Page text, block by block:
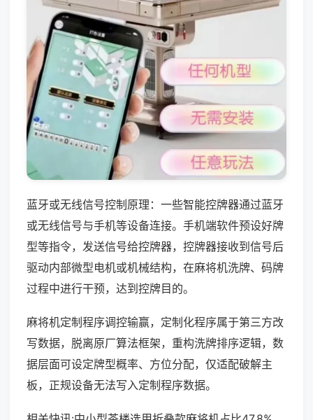
蓝牙或无线信号控制原理：一些智能控牌器通过蓝牙
或无线信号与手机等设备连接。手机端软件预设好牌
型等指令，发送信号给控牌器，控牌器接收到信号后
驱动内部微型电机或机械结构，在麻将机洗牌、码牌
过程中进行干预，达到控牌目的。
麻将机定制程序调控输赢，定制化程序属于第三方改
写数据，脱离原厂算法框架，重构洗牌排序逻辑，数
据层面可设定牌型概率、方位分配，仅适配破解主
板，正规设备无法写入定制程序数据。